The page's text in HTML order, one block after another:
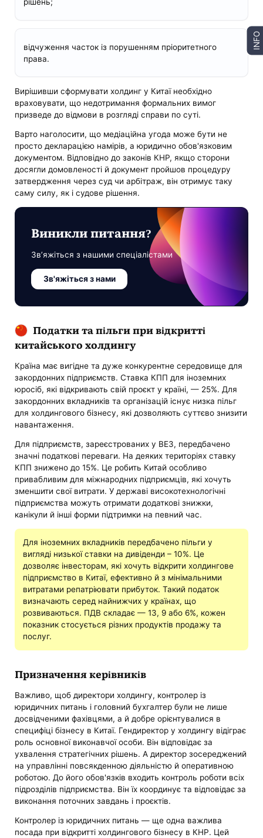
відчуження часток із порушенням пріоритетного
права.
Вирішивши сформувати холдинг у Китаї необхідно
враховувати, що недотримання формальних вимог
призведе до відмови в розгляді справи по суті.
Варто наголосити, що медіаційна угода може бути не
просто декларацією намірів, а юридично обов'язковим
документом. Відповідно до законів КНР, якщо сторони
досягли домовленості й документ пройшов процедуру
затвердження через суд чи арбітраж, він отримує таку
саму силу, як і судове рішення.
Виникли питання?
Зв’яжіться з нашими спеціалістами
Зв'яжіться з нами
Податки та пільги при відкритті
китайського холдингу
Країна має вигідне та дуже конкурентне середовище для
закордонних підприємств. Ставка КПП для іноземних
юросіб, які відкривають свій проєкт у країні, — 25%. Для
закордонних вкладників та організацій існує низка пільг
для холдингового бізнесу, які дозволяють суттєво знизити
навантаження.
Для підприємств, зареєстрованих у ВЕЗ, передбачено
значні податкові переваги. На деяких територіях ставку
КПП знижено до 15%. Це робить Китай особливо
привабливим для міжнародних підприємців, які хочуть
зменшити свої витрати. У державі високотехнологічні
підприємства можуть отримати додаткові знижки,
канікули й інші форми підтримки на певний час.
Для іноземних вкладників передбачено пільги у
вигляді низької ставки на дивіденди – 10%. Це
дозволяє інвесторам, які хочуть відкрити холдингове
підприємство в Китаї, ефективно й з мінімальними
витратами репатріювати прибуток. Такий податок
визначають серед найнижчих у країнах, що
розвиваються. ПДВ складає — 13, 9 або 6%, кожен
показник стосується різних продуктів продажу та
послуг.
Призначення керівників
Важливо, щоб директори холдингу, контролер із
юридичних питань і головний бухгалтер були не лише
досвідченими фахівцями, а й добре орієнтувалися в
специфіці бізнесу в Китаї. Гендиректор у холдингу відіграє
роль основної виконавчої особи. Він відповідає за
ухвалення стратегічних рішень. А директор зосереджений
на управлінні повсякденною діяльністю й оперативною
роботою. До його обов'язків входить контроль роботи всіх
підрозділів підприємства. Він їх координує та відповідає за
виконання поточних завдань і проєктів.
Контролер із юридичних питань — ще одна важлива
посада при відкритті холдингового бізнесу в КНР. Цей
INFO